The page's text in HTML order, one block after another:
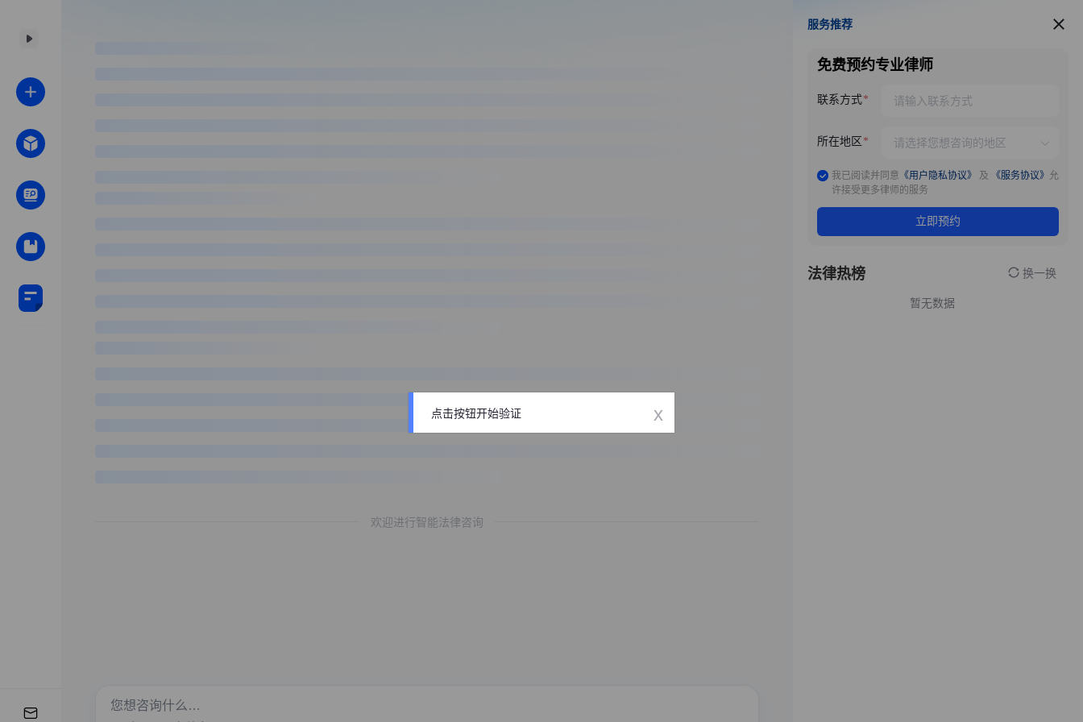
欢迎进行智能法律咨询
服务推荐
服务推荐
免费预约专业律师
联系方式
所在地区
我已阅读并同意 《用户隐私协议》 及 《服务协议》 允
许接受更多律师的服务
立即预约
法律热榜 换一换
暂无数据
点击按钮开始验证 x